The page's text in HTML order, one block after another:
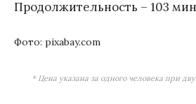
Продолжительность – 103
Фото: pixabay.com
* Цена указана за одного человека при